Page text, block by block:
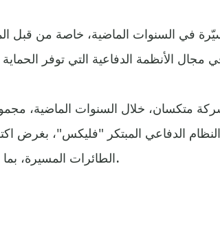
في السنوات الماضية، خاصة من قبل
متكسان، خلال السنوات الماضية،
الدفاعي المبتكر "فليكس"، بغرض
الطائرات المسيرة، بما في ذلك الانتحارية.